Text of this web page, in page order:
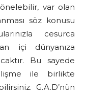
var olan
söz konusu
cesurca
içi dünyanıza
Bu sayede
ile birlikte
G.A.D’nün